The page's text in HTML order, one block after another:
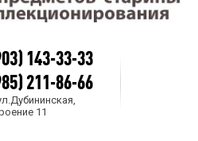
143-33-33
211-86-66
11